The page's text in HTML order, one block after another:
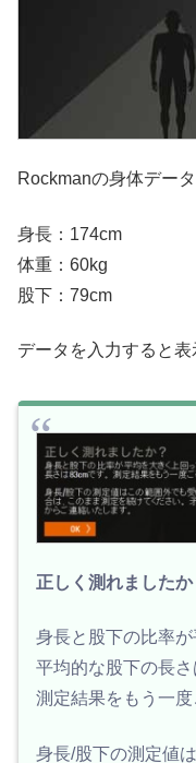
Rockmanの身体デー
身長：174cm
体重：60kg
股下：79cm
データを入力すると
正しく測れましたか
身長と股下の比率が
平均的な股下の長さ
測定結果をもう一度
身長/股下の測定値